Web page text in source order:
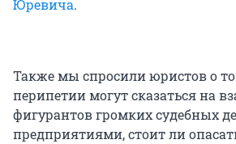
Юревича.
Также мы спросили юристов о
перипетии могут сказаться на
фигурантов громких судебных
предприятиями, стоит ли